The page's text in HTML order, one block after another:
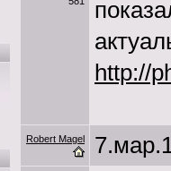
http://
Robert Magel